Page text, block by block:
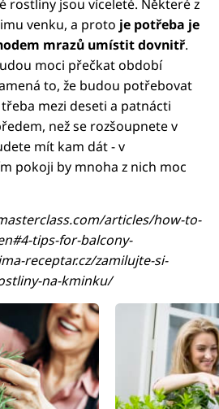
rostliny jsou víceleté. Některé z
venku, a proto je potřeba je
mrazů umístit dovnitř.
moci přečkat období
to, že budou potřebovat
mezi deseti a patnácti
než se rozšoupnete v
mít kam dát - v
pokoji by mnoha z nich moc
articles/how-to-
tips-for-balcony-
receptar.cz/zamilujte-si-
na-kminku/